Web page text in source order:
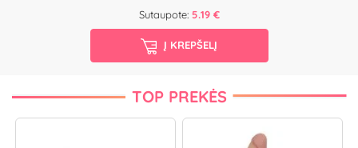
Sutaupote: 5.19 €
Į KREPŠELĮ
TOP PREKĖS